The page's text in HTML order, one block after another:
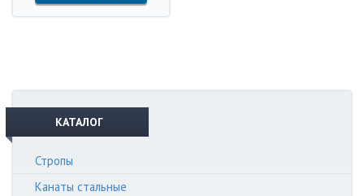
КАТАЛОГ
Стропы
Канаты стальные